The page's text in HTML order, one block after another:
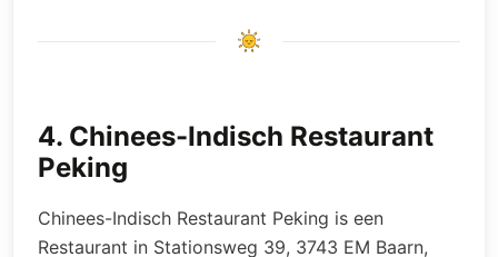
4. Chinees-Indisch Restaurant
Peking
Chinees-Indisch Restaurant Peking is een
Restaurant in Stationsweg 39, 3743 EM Baarn,